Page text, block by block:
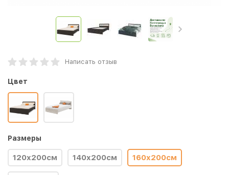
Написать отзыв
Цвет
Размеры
120x200см 140x200см 160x200см